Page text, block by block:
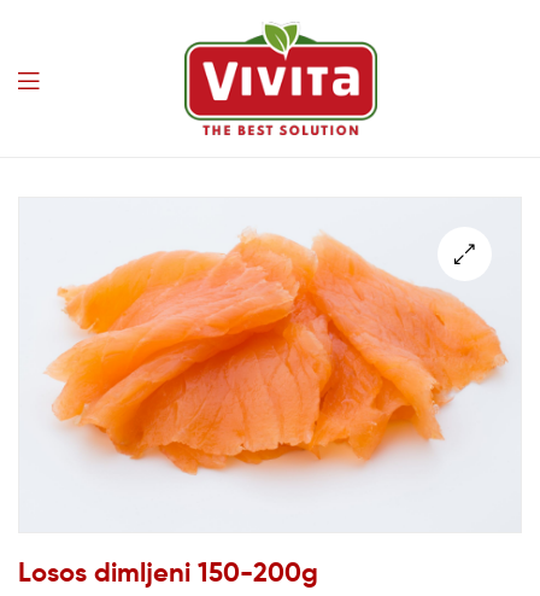
🔍
Losos dimljeni 150-200g